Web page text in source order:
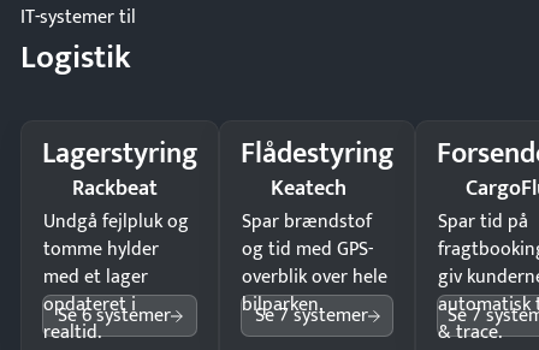
IT-systemer til
Logistik
Lagerstyring
Rackbeat
Undgå fejlpluk og
tomme hylder
med et lager
opdateret i
realtid.
Se 6 systemer
Flådestyring
Keatech
Spar brændstof
og tid med GPS-
overblik over hele
bilparken.
Se 7 systemer
Spar tid på
giv
automatisk
& trace.
Se 7